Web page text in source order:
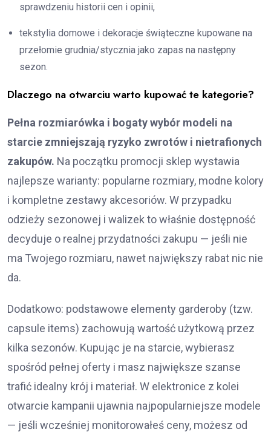
sprawdzeniu historii cen i opinii,
tekstylia domowe i dekoracje świąteczne kupowane na
przełomie grudnia/stycznia jako zapas na następny
sezon.
Dlaczego na otwarciu warto kupować te kategorie?
Pełna rozmiarówka i bogaty wybór modeli na
starcie zmniejszają ryzyko zwrotów i nietrafionych
zakupów. Na początku promocji sklep wystawia
najlepsze warianty: popularne rozmiary, modne kolory
i kompletne zestawy akcesoriów. W przypadku
odzieży sezonowej i walizek to właśnie dostępność
decyduje o realnej przydatności zakupu — jeśli nie
ma Twojego rozmiaru, nawet największy rabat nic nie
da.
Dodatkowo: podstawowe elementy garderoby (tzw.
capsule items) zachowują wartość użytkową przez
kilka sezonów. Kupując je na starcie, wybierasz
spośród pełnej oferty i masz największe szanse
trafić idealny krój i materiał. W elektronice z kolei
otwarcie kampanii ujawnia najpopularniejsze modele
— jeśli wcześniej monitorowałeś ceny, możesz od